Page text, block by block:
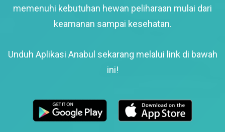
memenuhi kebutuhan hewan peliharaan mulai dari
keamanan sampai kesehatan.
Unduh Aplikasi Anabul sekarang melalui link di bawah
ini!